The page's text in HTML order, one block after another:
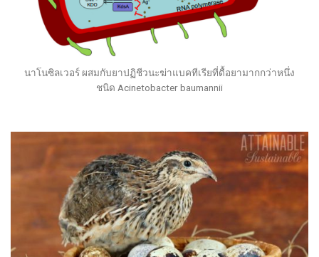
นาโนซิลเวอร์ ผสมกับยาปฏิชีวนะฆ่าแบคทีเรียที่ดื้อยามากกว่าหนึ่ง
ชนิด Acinetobacter baumannii